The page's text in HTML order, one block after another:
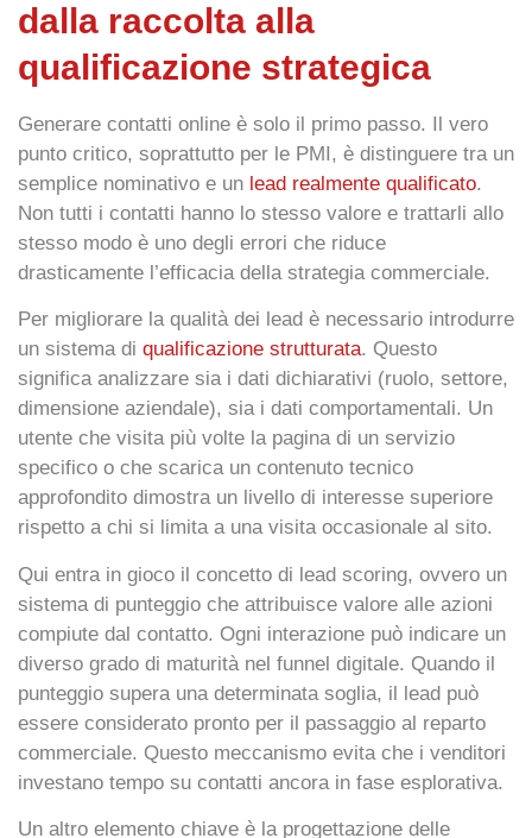
dalla raccolta alla
qualificazione strategica
Generare contatti online è solo il primo passo. Il vero
punto critico, soprattutto per le PMI, è distinguere tra un
semplice nominativo e un lead realmente qualificato.
Non tutti i contatti hanno lo stesso valore e trattarli allo
stesso modo è uno degli errori che riduce
drasticamente l’efficacia della strategia commerciale.
Per migliorare la qualità dei lead è necessario introdurre
un sistema di qualificazione strutturata. Questo
significa analizzare sia i dati dichiarativi (ruolo, settore,
dimensione aziendale), sia i dati comportamentali. Un
utente che visita più volte la pagina di un servizio
specifico o che scarica un contenuto tecnico
approfondito dimostra un livello di interesse superiore
rispetto a chi si limita a una visita occasionale al sito.
Qui entra in gioco il concetto di lead scoring, ovvero un
sistema di punteggio che attribuisce valore alle azioni
compiute dal contatto. Ogni interazione può indicare un
diverso grado di maturità nel funnel digitale. Quando il
punteggio supera una determinata soglia, il lead può
essere considerato pronto per il passaggio al reparto
commerciale. Questo meccanismo evita che i venditori
investano tempo su contatti ancora in fase esplorativa.
Un altro elemento chiave è la progettazione delle